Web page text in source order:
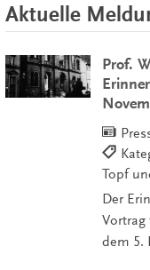
Aktuelle
Prof.
Topf
Der
Vortrag
dem 5.